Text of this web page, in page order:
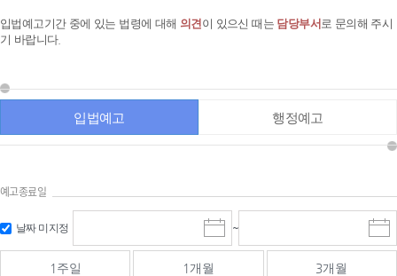
입법예고기간 중에 있는 법령에 대해 의견이 있으신 때는 담당부서 로 문의해 주시
기 바랍니다.
입법예고 행정예고
예고종료일
날짜 미지정
시
작
일
~
종
료
1주일 1개월 3개월